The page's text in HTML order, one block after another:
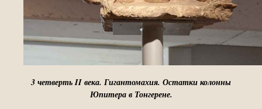
3 четверть II века. Гигантомахия. Остатки колонны
Юпитера в Тонгерене.